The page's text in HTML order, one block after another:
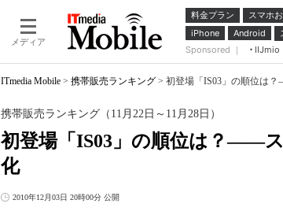
メディア
料金プラン スマホ
iPhone
Android
Sponsored ｜
IIJmio
ITmedia Mobile > 携帯販売ランキング > 初登場「IS03」の順位は？
初登場「IS03」の順位は？――
化
携帯販売ランキング（11月22日～11月28日）
2010年12月03日 20時00分 公開